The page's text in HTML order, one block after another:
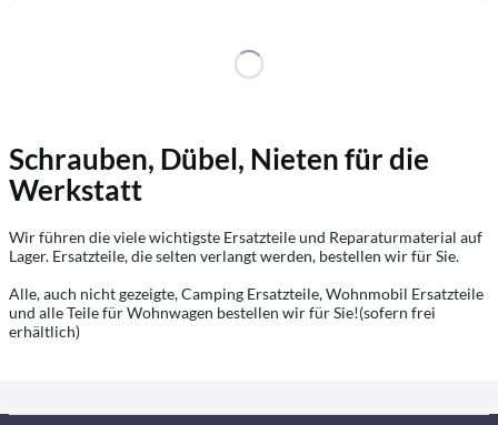
Schrauben, Dübel, Nieten für die
Werkstatt
Wir führen die viele wichtigste Ersatzteile und Reparaturmaterial auf
Lager. Ersatzteile, die selten verlangt werden, bestellen wir für Sie.
Alle, auch nicht gezeigte, Camping Ersatzteile, Wohnmobil Ersatzteile
und alle Teile für Wohnwagen bestellen wir für Sie!(sofern frei
erhältlich)